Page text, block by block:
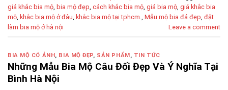
giá khắc bia mộ bia mộ đẹp cách khắc bia mộ giá bia mộ giá khắc bia
mộ khắc bia mộ ở đâu khắc bia mộ tại tphcm. Mẫu mộ bia đá đẹp đặt
làm bia mộ ở hà nội
Leave a comment
BIA MỘ CÓ ẢNH, BIA MỘ ĐẸP, SẢN PHẨM, TIN TỨC
Những Mẫu Bia Mộ Câu Đối Đẹp Và Ý Nghĩa Tại
Bình Hà Nội